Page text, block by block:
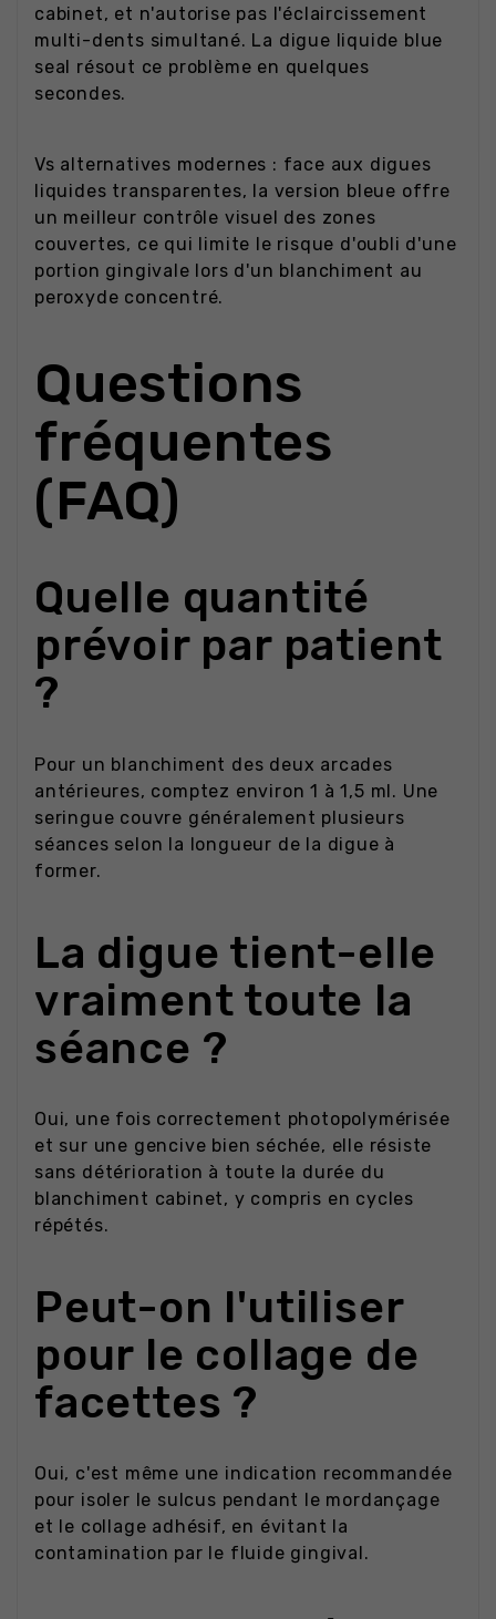
cabinet, et n'autorise pas l'éclaircissement
multi-dents simultané. La digue liquide blue
seal résout ce problème en quelques
secondes.
Vs alternatives modernes : face aux digues
liquides transparentes, la version bleue offre
un meilleur contrôle visuel des zones
couvertes, ce qui limite le risque d'oubli d'une
portion gingivale lors d'un blanchiment au
peroxyde concentré.
Questions
fréquentes
(FAQ)
Quelle quantité
prévoir par patient
?
Pour un blanchiment des deux arcades
antérieures, comptez environ 1 à 1,5 ml. Une
seringue couvre généralement plusieurs
séances selon la longueur de la digue à
former.
La digue tient-elle
vraiment toute la
séance ?
Oui, une fois correctement photopolymérisée
et sur une gencive bien séchée, elle résiste
sans détérioration à toute la durée du
blanchiment cabinet, y compris en cycles
répétés.
Peut-on l'utiliser
pour le collage de
facettes ?
Oui, c'est même une indication recommandée
pour isoler le sulcus pendant le mordançage
et le collage adhésif, en évitant la
contamination par le fluide gingival.